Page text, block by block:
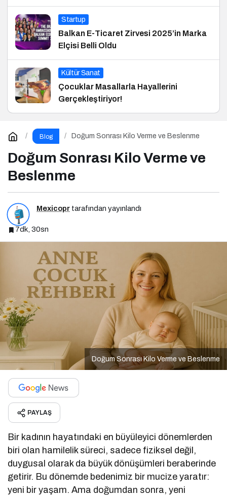
Startup
Balkan E-Ticaret Zirvesi 2025’in Marka
Elçisi Belli Oldu
Kültür Sanat
Çocuklar Masallarla Hayallerini
Gerçekleştiriyor!
Blog Doğum Sonrası Kilo Verme ve Beslenme
Doğum Sonrası Kilo Verme ve
Beslenme
Mexicopr tarafından yayınlandı
7dk, 30sn
Doğum Sonrası Kilo Verme ve Beslenme
PAYLAŞ
Bir kadının hayatındaki en büyüleyici dönemlerden
biri olan hamilelik süreci, sadece fiziksel değil,
duygusal olarak da büyük dönüşümleri beraberinde
getirir. Bu dönemde bedenimiz bir mucize yaratır:
yeni bir yaşam. Ama doğumdan sonra, yeni